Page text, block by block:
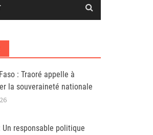
: Traoré appelle à
la souveraineté nationale
Un responsable politique